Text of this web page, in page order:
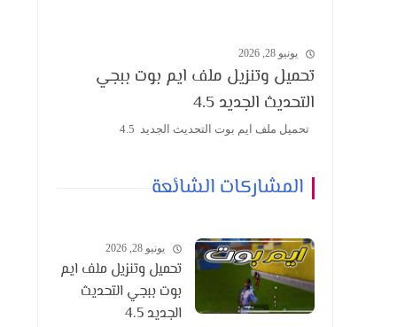
يونيو 28, 2026
تحميل وتنزيل ملف ايم بوت ببجي
التحديث الجديد 4.5
تحميل ملف ايم بوت التحديث الجديد 4.5
المشاركات الشائعة
يونيو 28, 2026
تحميل وتنزيل ملف ايم
بوت ببجي التحديث
الجديد 4.5